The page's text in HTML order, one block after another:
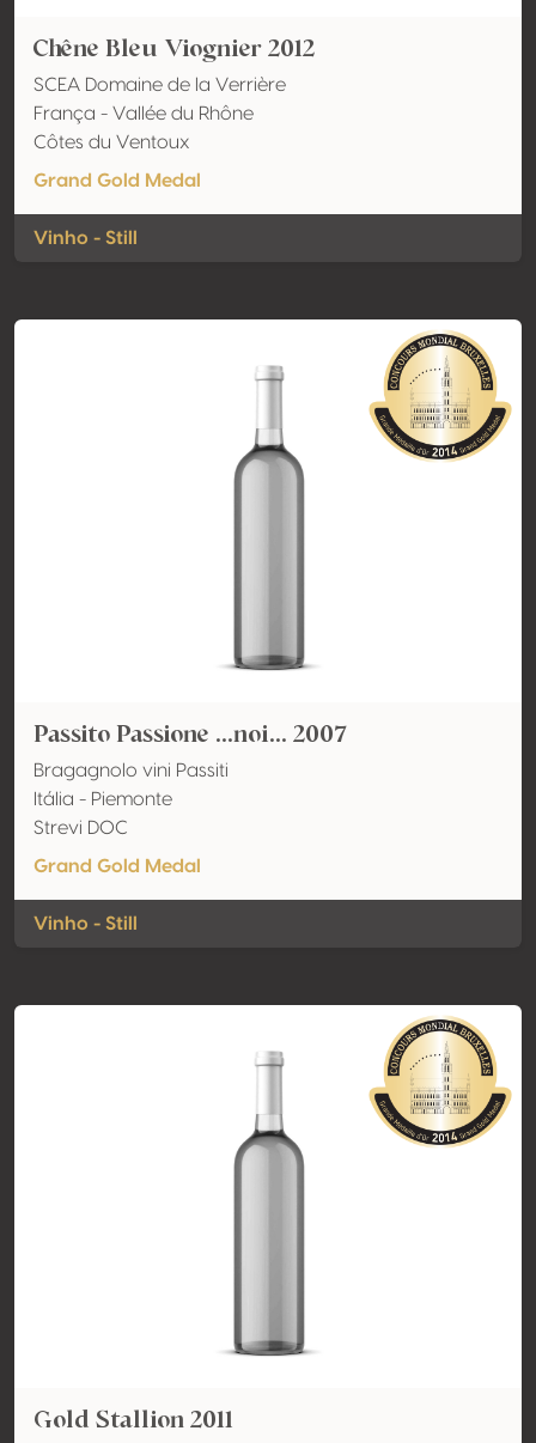
Chêne Bleu Viognier 2012
SCEA Domaine de la Verrière
França - Vallée du Rhône
Côtes du Ventoux
Grand Gold Medal
Vinho - Still
Passito Passione ...noi... 2007
Bragagnolo vini Passiti
Itália - Piemonte
Strevi DOC
Grand Gold Medal
Vinho - Still
Gold Stallion 2011